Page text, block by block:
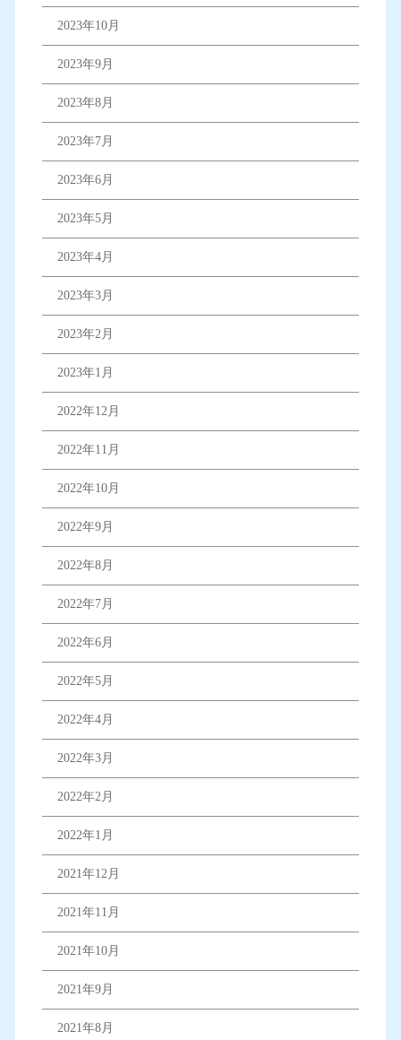
2023年10月
2023年9月
2023年8月
2023年7月
2023年6月
2023年5月
2023年4月
2023年3月
2023年2月
2023年1月
2022年12月
2022年11月
2022年10月
2022年9月
2022年8月
2022年7月
2022年6月
2022年5月
2022年4月
2022年3月
2022年2月
2022年1月
2021年12月
2021年11月
2021年10月
2021年9月
2021年8月